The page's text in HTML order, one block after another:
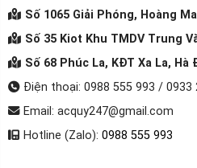
Số 1065 Giải Phóng, Hoàng
Số 35 Kiot Khu TMDV Trung
Số 68 Phúc La, KĐT Xa La, Hà
Điện thoại: 0988 555 993 / 0933
Email: acquy247@gmail.com
Hotline (Zalo): 0988 555 993